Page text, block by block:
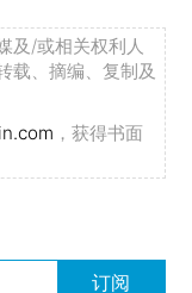
及/或相关权利人
载、摘编、复制及
，获得书面
订阅